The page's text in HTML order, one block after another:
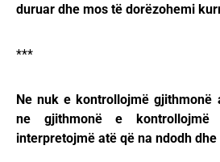
duruar dhe mos të dorëzohemi
***
Ne nuk e kontrollojmë gjithmonë
ne gjithmonë e
interpretojmë atë që na ndodh